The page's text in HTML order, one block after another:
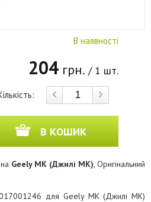
В наявності
204 грн. / 1 шт.
В КОШИК
на Geely MK (Джилі МК), Оригінальний
для Geely MK (Джилі МК)